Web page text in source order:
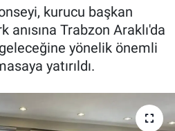
kurucu başkan
Trabzon Araklı'da
yönelik önemli
yatırıldı.